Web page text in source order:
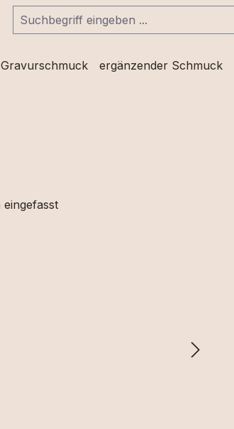
Gravurschmuck ergänzender Schmuck